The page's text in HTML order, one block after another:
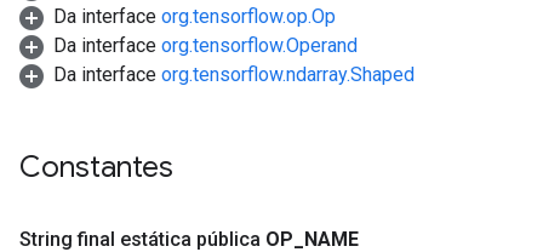
Da interface org.tensorflow.op.Op
Da interface org.tensorflow.Operand
Da interface org.tensorflow.ndarray.Shaped
Constantes
String final estática pública OP NAME